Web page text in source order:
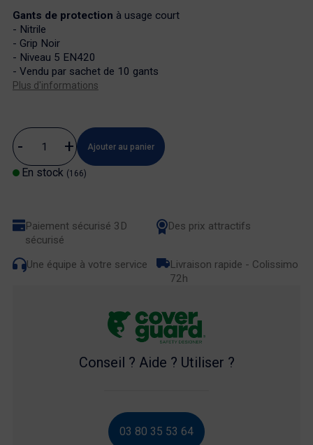
Gants de protection à usage court
- Nitrile
- Grip Noir
- Niveau 5 EN420
- Vendu par sachet de 10 gants
Plus d'informations
Ajouter au panier
En stock (166)
Paiement sécurisé 3D
sécurisé
Des prix attractifs
Une équipe à votre service
Livraison rapide - Colissimo
72h
Conseil ? Aide ? Utiliser ?
03 80 35 53 64